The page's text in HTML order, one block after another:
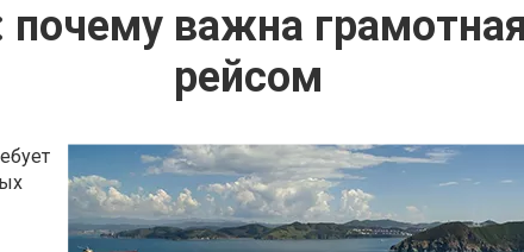
важна
рейсом